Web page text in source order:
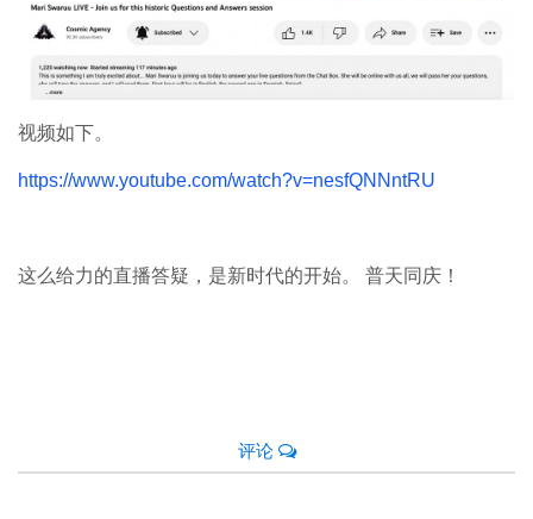
视频如下。
https://www.youtube.com/watch?v=nesfQNNntRU
这么给力的直播答疑，是新时代的开始。 普天同庆！
评论